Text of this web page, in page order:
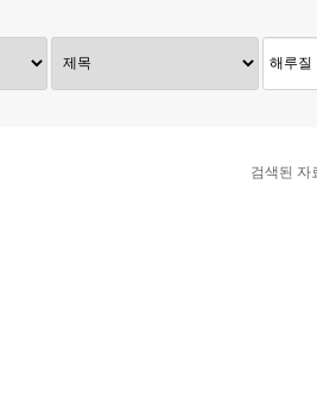
검색된 자